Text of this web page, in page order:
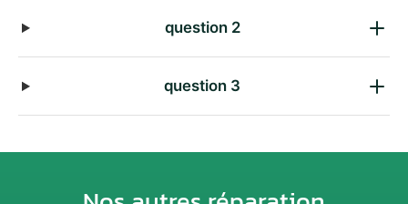
question 2
question 3